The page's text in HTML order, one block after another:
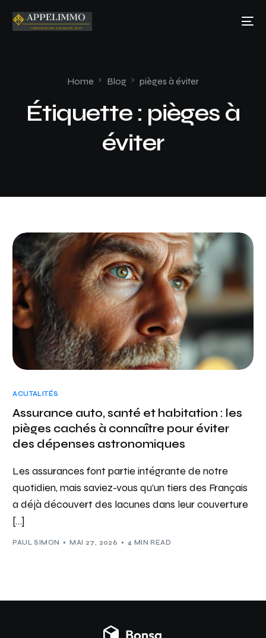
Home Blog pièges à éviter
Étiquette : pièges à
éviter
ACUTALITÉS
Assurance auto, santé et habitation : les
pièges cachés à connaître pour éviter
des dépenses astronomiques
Les assurances font partie intégrante de notre
quotidien, mais saviez-vous qu’un tiers des Français
a déjà découvert des lacunes dans leur couverture
[…]
PAUL SIMON MAI 27, 2026 4 MIN READ